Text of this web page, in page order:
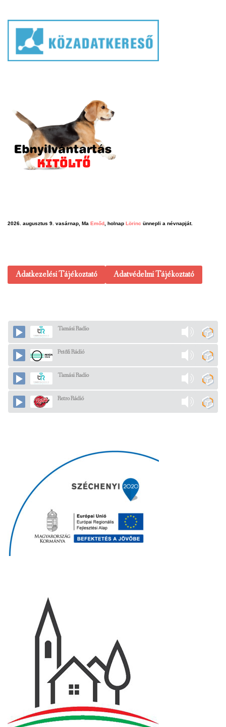
2026. augusztus 9. vasárnap, Ma Emőd , holnap Lörinc ünnepli a névnapját.
Adatkezelési Tájékoztató Adatvédelmi Tájékoztató
Tamási Radio
Petőfi Rádió
Tamási Radio
Retro Rádió